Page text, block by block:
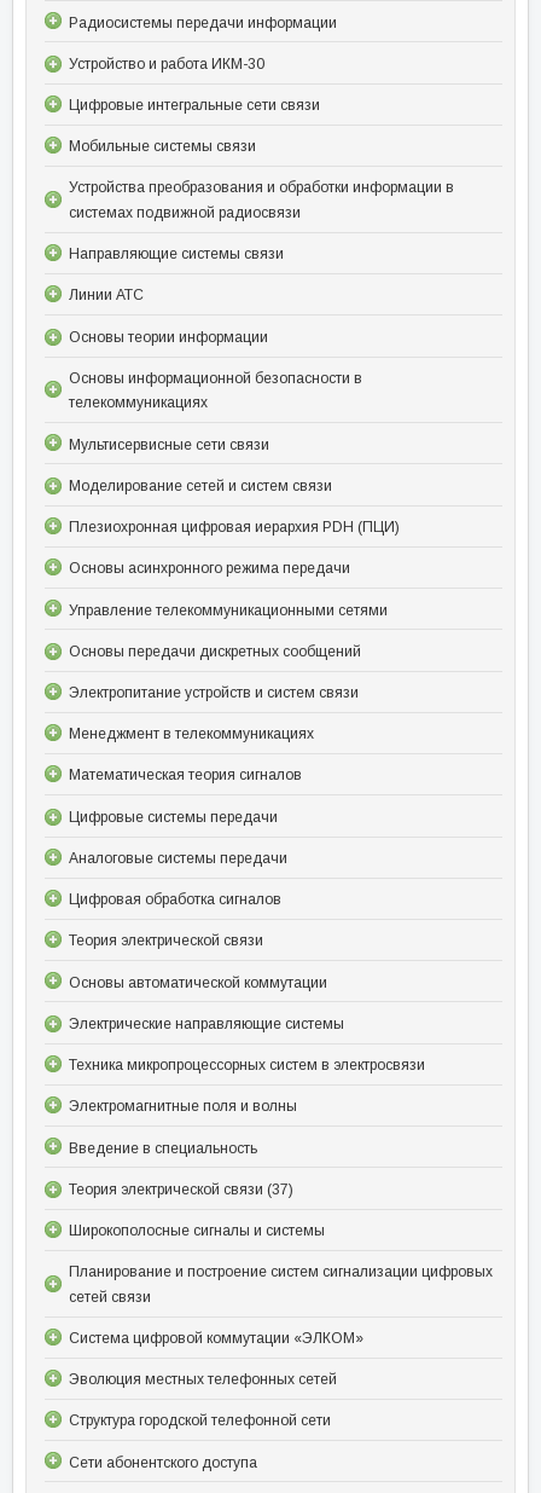
Радиосистемы передачи информации
Устройство и работа ИКМ-30
Цифровые интегральные сети связи
Мобильные системы связи
Устройства преобразования и обработки информации в
системах подвижной радиосвязи
Направляющие системы связи
Линии АТС
Основы теории информации
Основы информационной безопасности в
телекоммуникациях
Мультисервисные сети связи
Моделирование сетей и систем связи
Плезиохронная цифровая иерархия PDH (ПЦИ)
Основы асинхронного режима передачи
Управление телекоммуникационными сетями
Основы передачи дискретных сообщений
Электропитание устройств и систем связи
Менеджмент в телекоммуникациях
Математическая теория сигналов
Цифровые системы передачи
Аналоговые системы передачи
Цифровая обработка сигналов
Теория электрической связи
Основы автоматической коммутации
Электрические направляющие системы
Техника микропроцессорных систем в электросвязи
Электромагнитные поля и волны
Введение в специальность
Теория электрической связи (37)
Широкополосные сигналы и системы
Планирование и построение систем сигнализации цифровых
сетей связи
Система цифровой коммутации «ЭЛКОМ»
Эволюция местных телефонных сетей
Структура городской телефонной сети
Сети абонентского доступа